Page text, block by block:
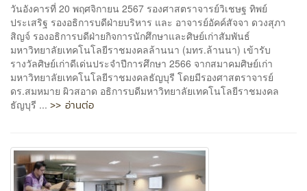
วันอังคารที่ 20 พฤศจิกายน 2567 รองศาสตราจารย์วิเชษฐ ทิพย์
ประเสริฐ รองอธิการบดีฝ่ายบริหาร และ อาจารย์อัคค์สัจจา ดวงสุภา
สิญจ์ รองอธิการบดีฝ่ายกิจการนักศึกษาและศิษย์เก่าสัมพันธ์
มหาวิทยาลัยเทคโนโลยีราชมงคลล้านนา (มทร.ล้านนา) เข้ารับ
รางวัลศิษย์เก่าดีเด่นประจำปีการศึกษา 2566 จากสมาคมศิษย์เก่า
มหาวิทยาลัยเทคโนโลยีราชมงคลธัญบุรี โดยมีรองศาสตราจารย์
ดร.สมหมาย ผิวสอาด อธิการบดีมหาวิทยาลัยเทคโนโลยีราชมงคล
ธัญบุรี ... >> อ่านต่อ